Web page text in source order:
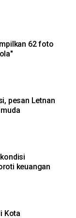
62 foto
pesan Letnan
keuangan
Kota